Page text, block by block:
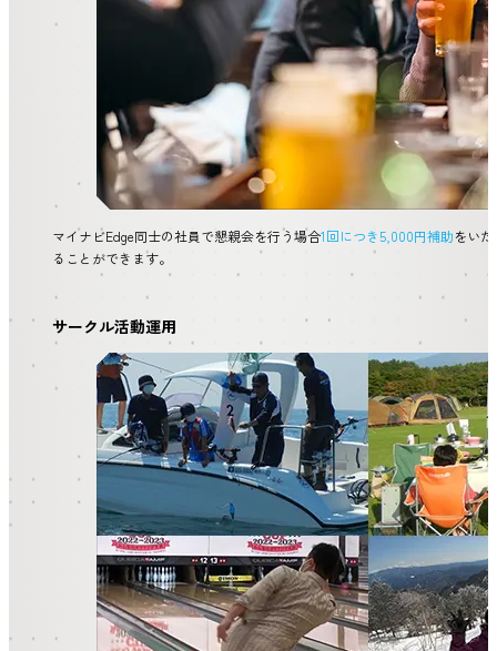
マイナビEdge同士の社員で懇親会を行う場合1回につき5,000円補助をい
ることができます。
サークル活動運用